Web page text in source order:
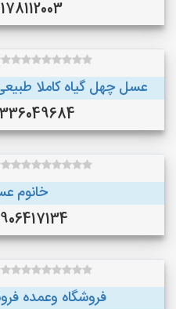
09178112003
عسل چهل گیاه کاملا
09336049684
خانوم
09906417134
فروشگاه وعمده